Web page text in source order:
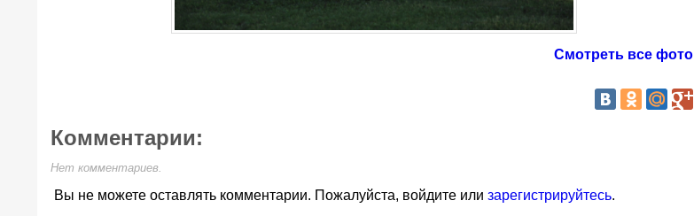
Смотреть все фото
Комментарии:
Нет комментариев.
Вы не можете оставлять комментарии. Пожалуйста, войдите или зарегистрируйтесь.